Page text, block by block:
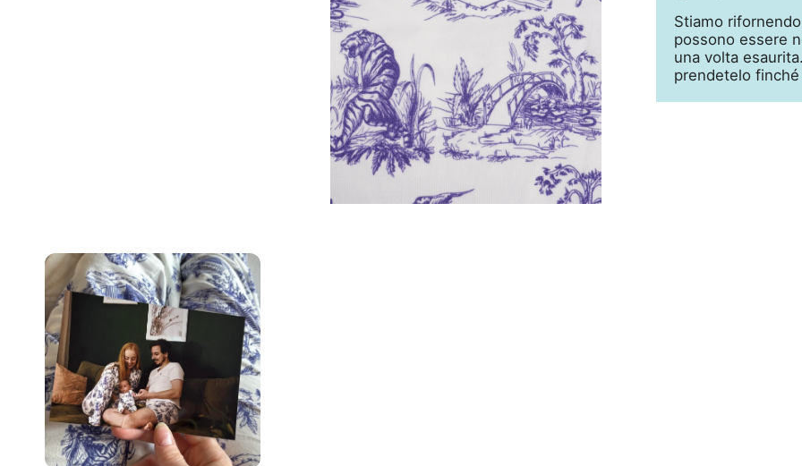
Stiamo
possono essere
una volta
prendetelo